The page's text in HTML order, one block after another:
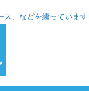
ス、などを綴っています